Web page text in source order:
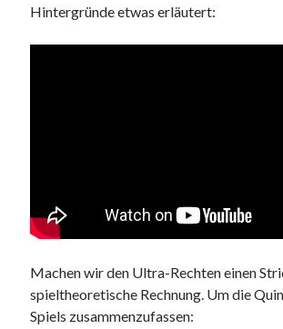
Hintergründe etwas erläutert:
Machen wir den Ultra-Rechten einen
spieltheoretische Rechnung. Um die
Spiels zusammenzufassen: